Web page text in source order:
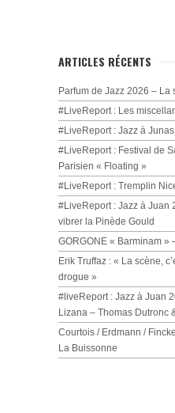
ARTICLES RÉCENTS
Parfum de Jazz 2026 –
#LiveReport : Les
#LiveReport : Jazz à
#LiveReport : Festival de
Parisien « Floating »
#LiveReport : Tremplin
#LiveReport : Jazz à Juan
vibrer la Pinède Gould
GORGONE « Barminam »
Erik Truffaz : « La scène,
drogue »
#liveReport : Jazz à Juan
Lizana – Thomas Dutronc
Courtois / Erdmann /
La Buissonne